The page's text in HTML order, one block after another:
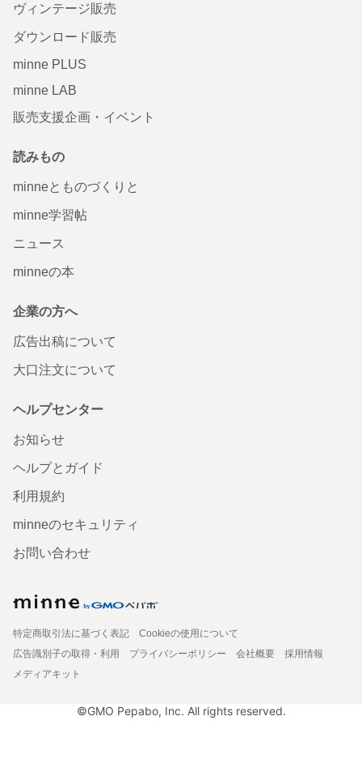
ヴィンテージ販売
ダウンロード販売
minne PLUS
minne LAB
販売支援企画・イベント
読みもの
minneとものづくりと
minne学習帖
ニュース
minneの本
企業の方へ
広告出稿について
大口注文について
ヘルプセンター
お知らせ
ヘルプとガイド
利用規約
minneのセキュリティ
お問い合わせ
特定商取引法に基づく表記
Cookieの使用について
広告識別子の取得・利用
プライバシーポリシー 会社概要
採用情報
メディアキット
©GMO Pepabo, Inc. All rights reserved.